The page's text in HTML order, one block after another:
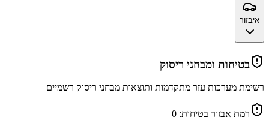
איבזור
בטיחות ומבחני ריסוק
רשימת מערכות עזר מתקדמות ותוצאות מבחני ריסוק רשמיים
רמת אבזור בטיחות: 0